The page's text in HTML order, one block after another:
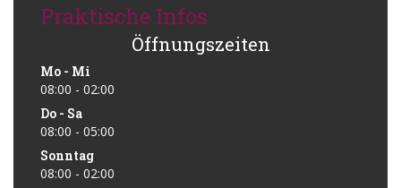
Praktische Infos
Öffnungszeiten
Mo - Mi
08:00 - 02:00
Do - Sa
08:00 - 05:00
Sonntag
08:00 - 02:00